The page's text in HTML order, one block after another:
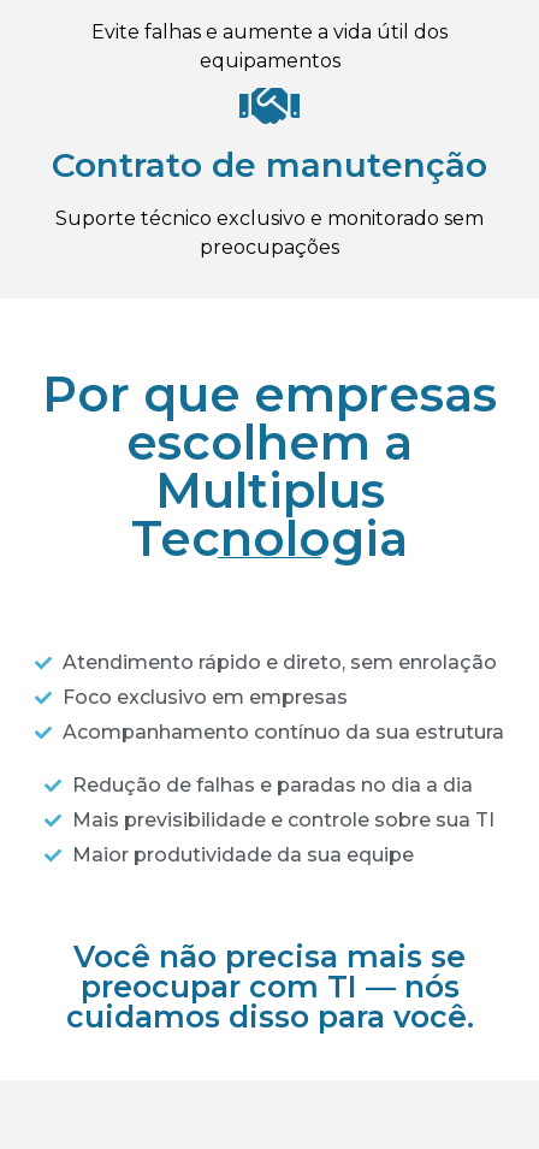
Evite falhas e aumente a vida útil dos
equipamentos
Contrato de manutenção
Suporte técnico exclusivo e monitorado sem
preocupações
Por que empresas
escolhem a
Multiplus
Tecnologia
Atendimento rápido e direto, sem enrolação
Foco exclusivo em empresas
Acompanhamento contínuo da sua estrutura
Redução de falhas e paradas no dia a dia
Mais previsibilidade e controle sobre sua TI
Maior produtividade da sua equipe
Você não precisa mais se
preocupar com TI — nós
cuidamos disso para você.